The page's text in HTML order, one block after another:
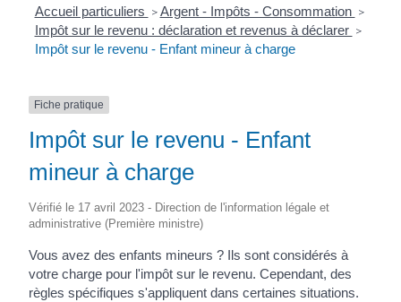
Accueil particuliers > Argent - Impôts - Consommation >
Impôt sur le revenu : déclaration et revenus à déclarer >
Impôt sur le revenu - Enfant mineur à charge
Fiche pratique
Impôt sur le revenu - Enfant
mineur à charge
Vérifié le 17 avril 2023 - Direction de l'information légale et
administrative (Première ministre)
Vous avez des enfants mineurs ? Ils sont considérés à
votre charge pour l'impôt sur le revenu. Cependant, des
règles spécifiques s'appliquent dans certaines situations.